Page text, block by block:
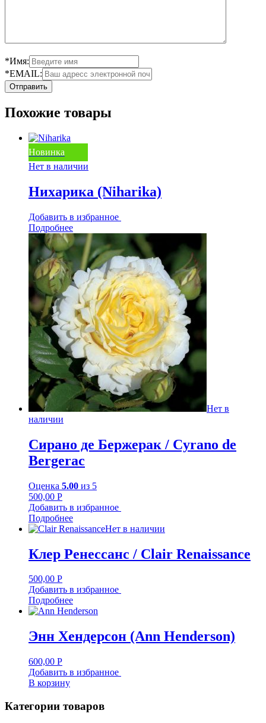
*Имя:
*EMAIL:
Похожие товары
Новинка
Нет в наличии
Нихарика (Niharika)
Добавить в избранное
Подробнее
Нет в
наличии
Сирано де Бержерак / Cyrano de
Bergerac
Оценка 5.00 из 5
500,00 Р
Добавить в избранное
Подробнее
Нет в наличии
Клер Ренессанс / Clair Renaissance
500,00 Р
Добавить в избранное
Подробнее
Энн Хендерсон (Ann Henderson)
600,00 Р
Добавить в избранное
В корзину
Категории товаров